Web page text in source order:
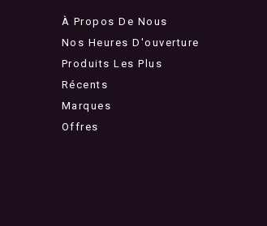
À Propos De Nous
Nos Heures D'ouverture
Produits Les Plus
Récents
Marques
Offres